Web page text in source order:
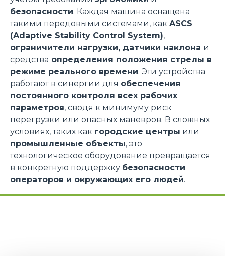
безопасности. Каждая машина оснащена
такими передовыми системами, как ASCS
(Adaptive Stability Control System),
ограничители нагрузки, датчики наклона и
средства определения положения стрелы в
режиме реального времени. Эти устройства
работают в синергии для обеспечения
постоянного контроля всех рабочих
параметров, сводя к минимуму риск
перегрузки или опасных маневров. В сложных
условиях, таких как городские центры или
промышленные объекты, это
технологическое оборудование превращается
в конкретную поддержку безопасности
операторов и окружающих его людей.